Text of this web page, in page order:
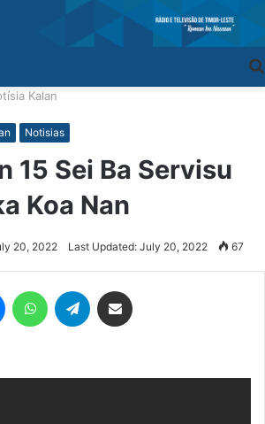
Kalan
Notisias
15 Sei Ba Servisu
Koa Nan
20, 2022 Last Updated: July 20, 2022 67